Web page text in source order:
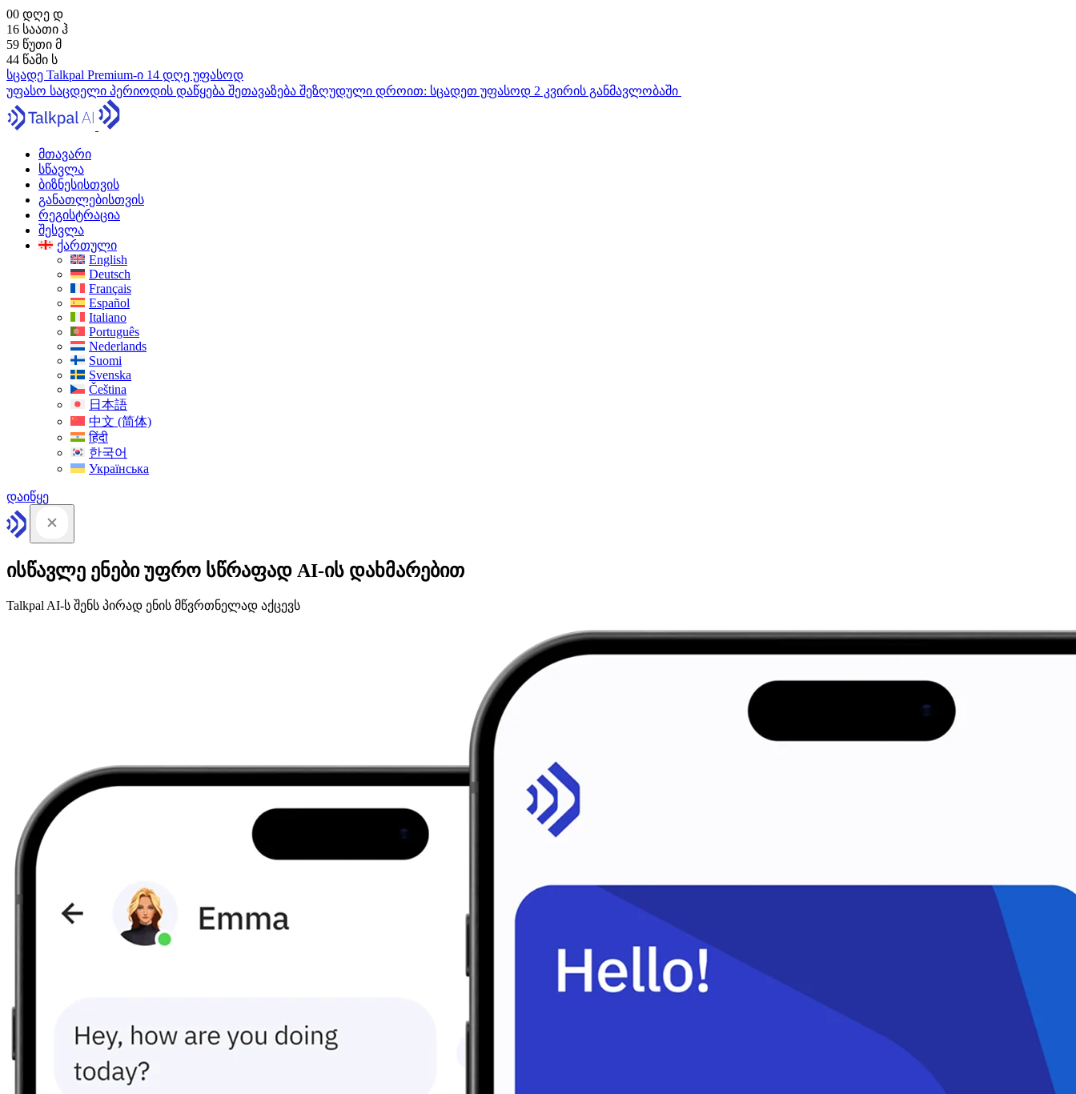
00 დღე დ
16 საათი ჰ
59 წუთი მ
43 წამი ს
სცადე Talkpal Premium-ი 14 დღე უფასოდ
უფასო საცდელი პერიოდის დაწყება შეთავაზება შეზღუდული დროით: სცადეთ უფასოდ 2 კვირის განმავლობაში
მთავარი
სწავლა
ბიზნესისთვის
განათლებისთვის
რეგისტრაცია
შესვლა
ქართული
English
Deutsch
Français
Español
Italiano
Português
Nederlands
Suomi
Svenska
Čeština
日本語
中文 (简体)
हिंदी
한국어
Українська
დაიწყე
ისწავლე ენები უფრო სწრაფად AI-ის დახმარებით
Talkpal AI-ს შენს პირად ენის მწვრთნელად აქცევს